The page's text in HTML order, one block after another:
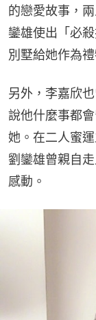
的戀愛故事，
鑾雄使出「必
別墅給她作為禮
另外，李嘉欣
說他什麼事都
她。在二人蜜
劉鑾雄曾親自
感動。